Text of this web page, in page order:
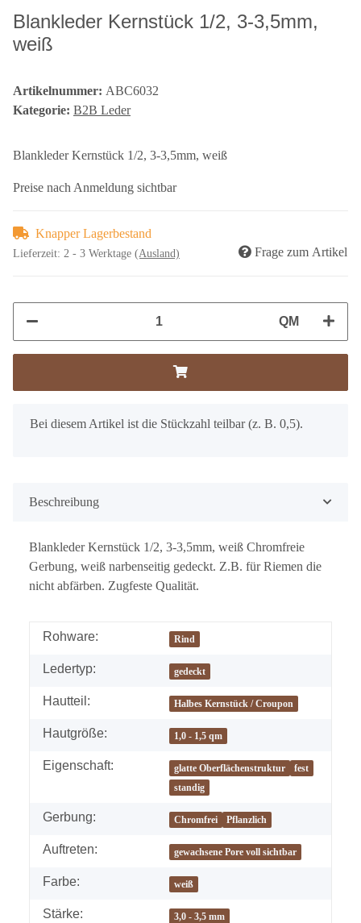
Blankleder Kernstück 1/2, 3-3,5mm,
weiß
Artikelnummer: ABC6032
Kategorie: B2B Leder
Blankleder Kernstück 1/2, 3-3,5mm, weiß
Preise nach Anmeldung sichtbar
Knapper Lagerbestand
Lieferzeit: 2 - 3 Werktage (Ausland) Frage zum Artikel
QM
x
Bei diesem Artikel ist die Stückzahl teilbar (z. B. 0,5).
Beschreibung
Blankleder Kernstück 1/2, 3-3,5mm, weiß Chromfreie
Gerbung, weiß narbenseitig gedeckt. Z.B. für Riemen die
nicht abfärben. Zugfeste Qualität.
Rohware: Rind
Ledertyp: gedeckt
Hautteil: Halbes Kernstück / Croupon
Hautgröße: 1,0 - 1,5 qm
Eigenschaft: glatte Oberflächenstruktur
fest
standig
Gerbung: Chromfrei Pflanzlich
Auftreten: gewachsene Pore voll sichtbar
Farbe: weiß
Stärke: 3,0 - 3,5 mm